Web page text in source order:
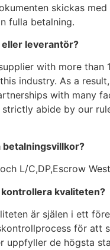
skickas
fulla betalning.
eller leverantör?
with more than
industry. As a result,
with many
abide by our
betalningsvillkor?
L/C,DP,Escrow
kvaliteten?
är själen i ett
för att
uppfyller de högsta